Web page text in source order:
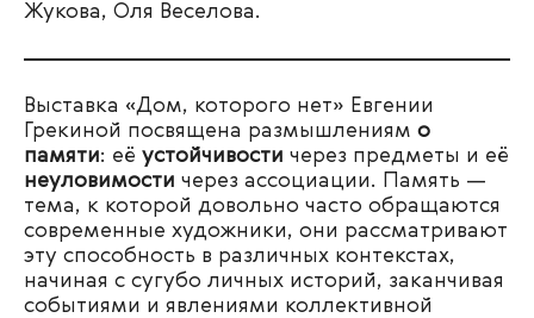
Жукова, Оля Веселова.
Выставка «Дом, которого нет» Евгении
Грекиной посвящена размышлениям о
памяти: её устойчивости через предметы и её
неуловимости через ассоциации. Память —
тема, к которой довольно часто обращаются
современные художники, они рассматривают
эту способность в различных контекстах,
начиная с сугубо личных историй, заканчивая
событиями и явлениями коллективной